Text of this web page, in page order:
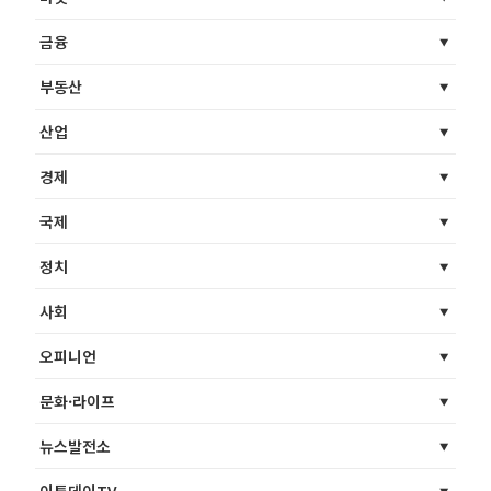
금융
부동산
산업
경제
국제
정치
사회
오피니언
문화·라이프
뉴스발전소